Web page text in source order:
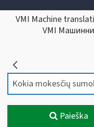
VMI Machine
VMI
Paieška